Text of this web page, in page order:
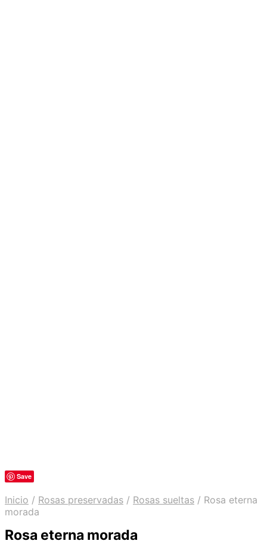
Save
Inicio / Rosas preservadas / Rosas sueltas / Rosa eterna
morada
Rosa eterna morada